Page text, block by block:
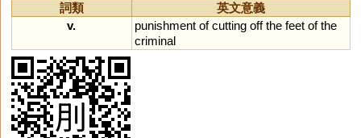
詞類
英文意義
v.
punishment of cutting off the feet of the
criminal